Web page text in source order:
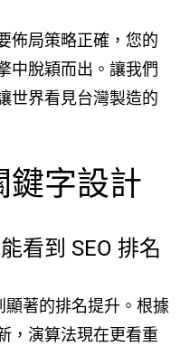
佈局策略正確，您的
中脫穎而出。讓我們
世界看見台灣製造的
鍵字設計
看到 SEO 排名
顯著的排名提升。根據
，演算法現在更看重